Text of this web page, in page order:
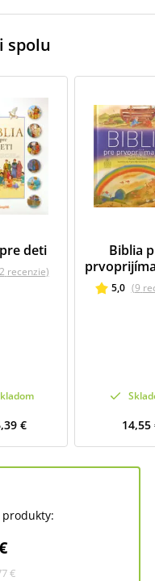
spolu
deti
2 recenzie)
€
Biblia
5,0 (9
14,55
€